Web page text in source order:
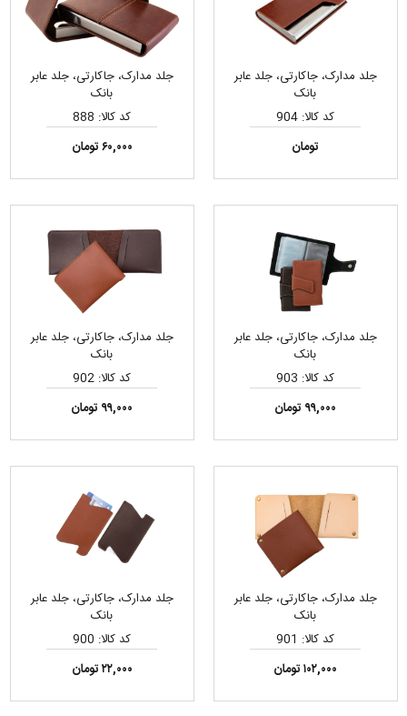
جلد مدارک، جاکارتی، جلد عابر
بانک
کد کالا: 904
تومان
جلد مدارک، جاکارتی، جلد عابر
بانک
کد کالا: 888
۶۰,۰۰۰ تومان
جلد مدارک، جاکارتی، جلد عابر
بانک
کد کالا: 903
۹۹,۰۰۰ تومان
جلد مدارک، جاکارتی، جلد عابر
بانک
کد کالا: 902
۹۹,۰۰۰ تومان
جلد مدارک، جاکارتی، جلد عابر
بانک
کد کالا: 901
۱۰۲,۰۰۰ تومان
جلد مدارک، جاکارتی، جلد عابر
بانک
کد کالا: 900
۲۲,۰۰۰ تومان